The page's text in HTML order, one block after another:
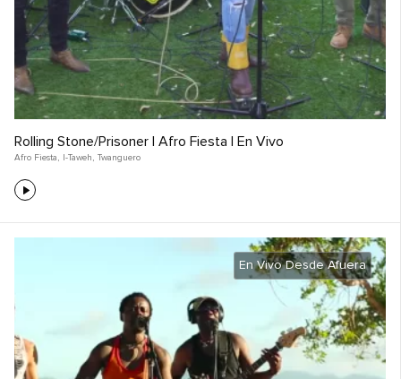
Rolling Stone/Prisoner | Afro Fiesta | En Vivo
Afro Fiesta , I-Taweh , Twanguero
En Vivo Desde Afuera